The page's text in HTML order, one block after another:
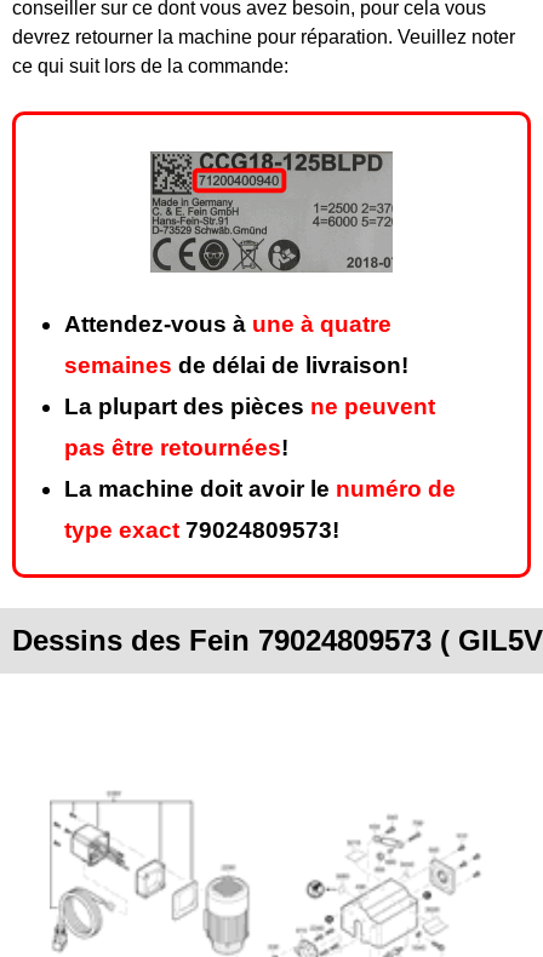
conseiller sur ce dont vous avez besoin, pour cela vous
devrez retourner la machine pour réparation. Veuillez noter
ce qui suit lors de la commande:
Attendez-vous à une à quatre
semaines de délai de livraison!
La plupart des pièces ne peuvent
pas être retournées!
La machine doit avoir le numéro de
type exact 79024809573!
Dessins des Fein 79024809573 (